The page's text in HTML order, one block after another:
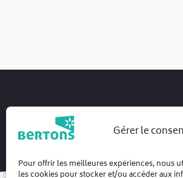
Gérer le
Pour offrir les meilleures expériences, nous
les cookies pour stocker et/ou accéder aux